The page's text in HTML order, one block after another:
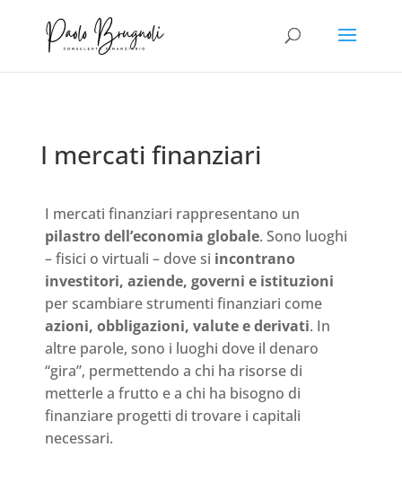
I mercati finanziari
I mercati finanziari rappresentano un
pilastro dell’economia globale. Sono luoghi
– fisici o virtuali – dove si incontrano
investitori, aziende, governi e istituzioni
per scambiare strumenti finanziari come
azioni, obbligazioni, valute e derivati. In
altre parole, sono i luoghi dove il denaro
“gira”, permettendo a chi ha risorse di
metterle a frutto e a chi ha bisogno di
finanziare progetti di trovare i capitali
necessari.